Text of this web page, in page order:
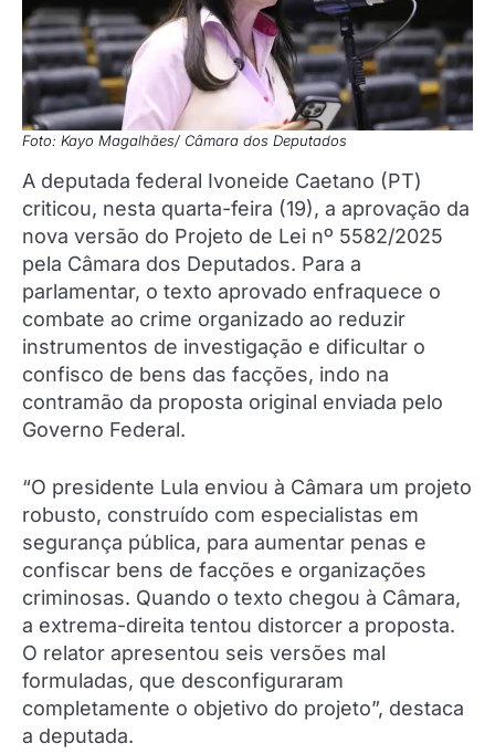
Foto: Kayo Magalhães/ Câmara dos Deputados
A deputada federal Ivoneide Caetano (PT)
criticou, nesta quarta-feira (19), a aprovação da
nova versão do Projeto de Lei nº 5582/2025
pela Câmara dos Deputados. Para a
parlamentar, o texto aprovado enfraquece o
combate ao crime organizado ao reduzir
instrumentos de investigação e dificultar o
confisco de bens das facções, indo na
contramão da proposta original enviada pelo
Governo Federal.
“O presidente Lula enviou à Câmara um projeto
robusto, construído com especialistas em
segurança pública, para aumentar penas e
confiscar bens de facções e organizações
criminosas. Quando o texto chegou à Câmara,
a extrema-direita tentou distorcer a proposta.
O relator apresentou seis versões mal
formuladas, que desconfiguraram
completamente o objetivo do projeto”, destaca
a deputada.